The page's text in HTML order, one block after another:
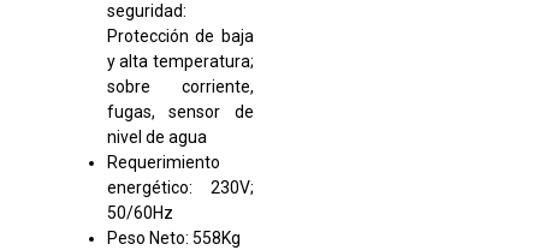
seguridad:
Protección de baja
y alta temperatura;
sobre corriente,
fugas, sensor de
nivel de agua
Requerimiento
energético: 230V;
50/60Hz
Peso Neto: 558Kg